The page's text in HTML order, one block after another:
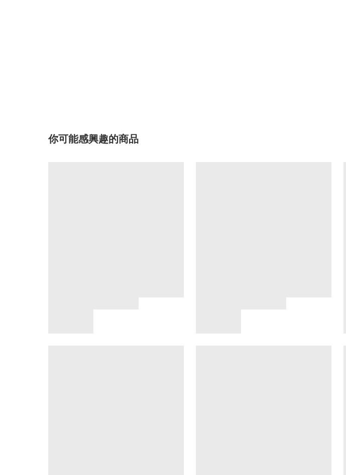
你可能感興趣的商品